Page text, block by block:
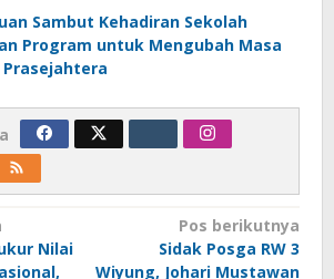
Sambut Kehadiran Sekolah
Program untuk Mengubah Masa
Prasejahtera
Nilai
Pos berikutnya
Sidak Posga RW 3
Wiyung, Johari Mustawan